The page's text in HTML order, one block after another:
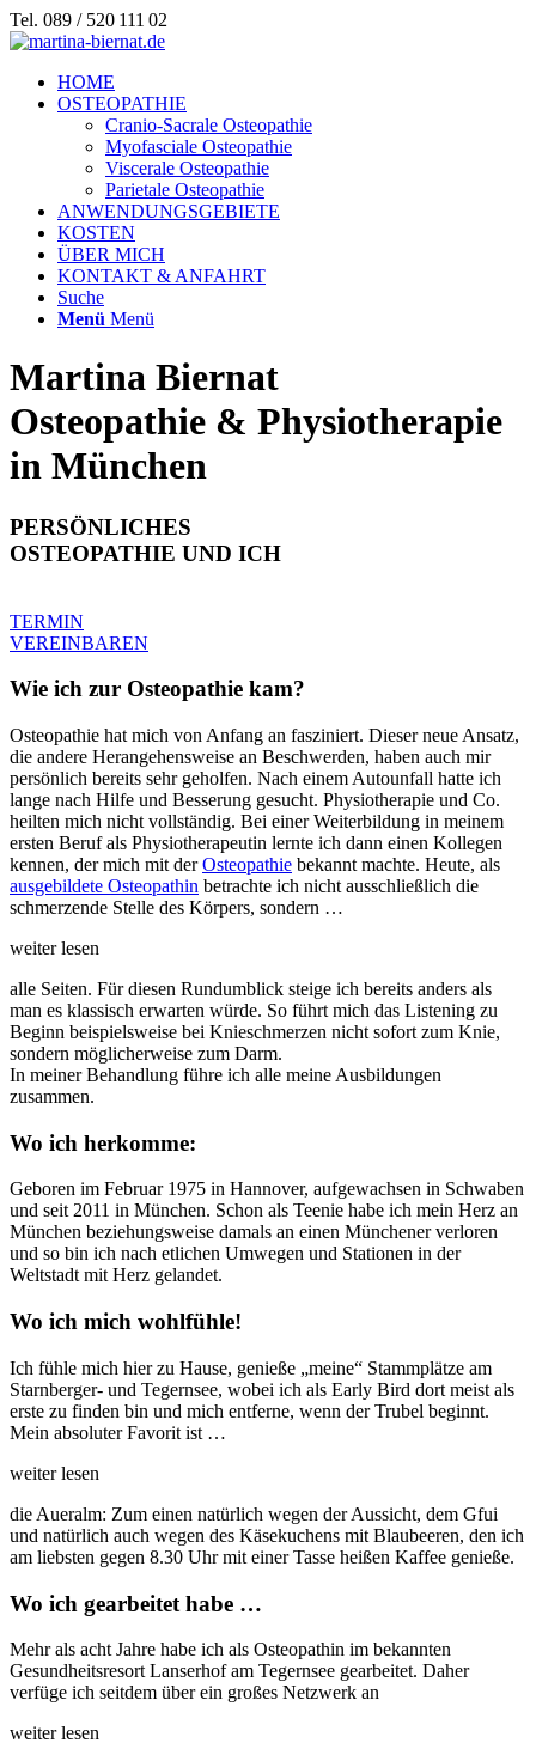
Tel. 089 / 520 111 02
HOME
OSTEOPATHIE
Cranio-Sacrale Osteopathie
Myofasciale Osteopathie
Viscerale Osteopathie
Parietale Osteopathie
ANWENDUNGSGEBIETE
KOSTEN
ÜBER MICH
KONTAKT & ANFAHRT
Suche
Menü Menü
Martina Biernat
Osteopathie & Physiotherapie
in München
PERSÖNLICHES
OSTEOPATHIE UND ICH
TERMIN
VEREINBAREN
Wie ich zur Osteopathie kam?
Osteopathie hat mich von Anfang an fasziniert. Dieser neue Ansatz,
die andere Herangehensweise an Beschwerden, haben auch mir
persönlich bereits sehr geholfen. Nach einem Autounfall hatte ich
lange nach Hilfe und Besserung gesucht. Physiotherapie und Co.
heilten mich nicht vollständig. Bei einer Weiterbildung in meinem
ersten Beruf als Physiotherapeutin lernte ich dann einen Kollegen
kennen, der mich mit derOsteopathie bekannt machte. Heute, als
ausgebildete Osteopathin betrachte ich nicht ausschließlich die
schmerzende Stelle des Körpers, sondern …
weiter lesen
alle Seiten. Für diesen Rundumblick steige ich bereits anders als
man es klassisch erwarten würde. So führt mich das Listening zu
Beginn beispielsweise bei Knieschmerzen nicht sofort zum Knie,
sondern möglicherweise zum Darm.
In meiner Behandlung führe ich alle meine Ausbildungen
zusammen.
Wo ich herkomme:
Geboren im Februar 1975 in Hannover, aufgewachsen in Schwaben
und seit 2011 in München. Schon als Teenie habe ich mein Herz an
München beziehungsweise damals an einen Münchener verloren
und so bin ich nach etlichen Umwegen und Stationen in der
Weltstadt mit Herz gelandet.
Wo ich mich wohlfühle!
Ich fühle mich hier zu Hause, genieße „meine“ Stammplätze am
Starnberger- und Tegernsee, wobei ich als Early Bird dort meist als
erste zu finden bin und mich entferne, wenn der Trubel beginnt.
Mein absoluter Favorit ist …
weiter lesen
die Aueralm: Zum einen natürlich wegen der Aussicht, dem Gfui
und natürlich auch wegen des Käsekuchens mit Blaubeeren, den ich
am liebsten gegen 8.30 Uhr mit einer Tasse heißen Kaffee genieße.
Wo ich gearbeitet habe …
Mehr als acht Jahre habe ich als Osteopathin im bekannten
Gesundheitsresort Lanserhof am Tegernsee gearbeitet. Daher
verfüge ich seitdem über ein großes Netzwerk an
weiter lesen